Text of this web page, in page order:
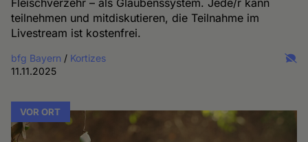
Fleischverzehr – als Glaubenssystem. Jede/r kann
teilnehmen und mitdiskutieren, die Teilnahme im
Livestream ist kostenfrei.
bfg Bayern / Kortizes
11.11.2025
VOR ORT